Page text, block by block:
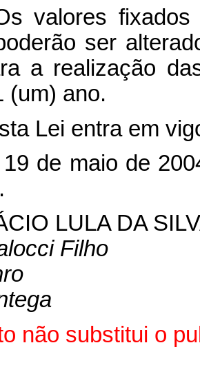
valores
ser
a realização
(um) ano.
Lei entra em
de maio de
LULA DA
Filho
não substitui o